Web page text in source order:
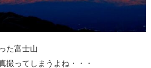
た富士山
撮ってしまうよね・・・